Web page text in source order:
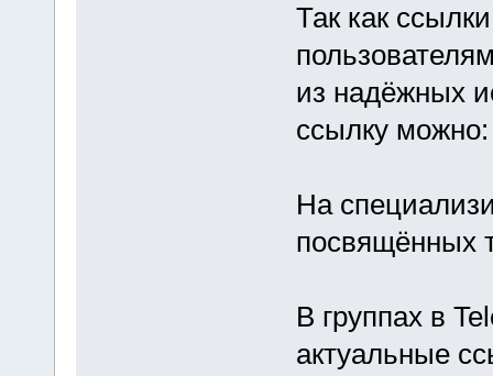
Так как
из надёжных
ссылку можно:
На
посвящённых
В группах в
актуальные